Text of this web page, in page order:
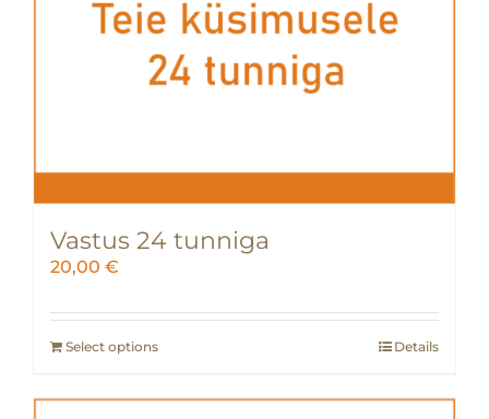
Vastus 24 tunniga
20,00 €
Select options Details